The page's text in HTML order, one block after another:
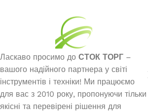
Генератор бензиновий JAC ED-
PT-3500
Немає в наявності
Ласкаво просимо до СТОК ТОРГ –
вашого надійного партнера у світі
інструментів і техніки! Ми працюємо
для вас з 2010 року, пропонуючи тільки
якісні та перевірені рішення для